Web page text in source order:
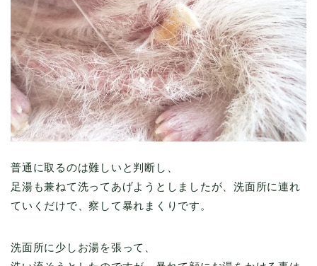
普通に取るのは難しいと判断し、
足湯も兼ねて洗ってあげようとしましたが、洗面所に連れ
ていくだけで、察して暴れまくりです。
洗面所に少しお湯を張って、